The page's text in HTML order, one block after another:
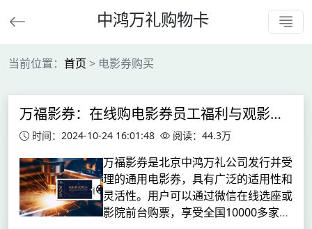
中鸿万礼购物卡
当前位置： 首页 > 电影券购买
万福影券：在线购电影券员工福利与观影优惠的完美结合
时间：2024-10-24 16:01:48 阅读：44.3万
万福影券是北京中鸿万礼公司发行并受
理的通用电影券，具有广泛的适用性和
灵活性。用户可以通过微信在线选座或
影院前台购票，享受全国10000多家影